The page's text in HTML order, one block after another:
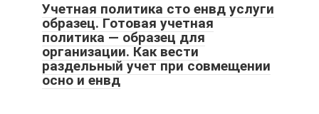
Учетная политика сто енвд услуги
образец. Готовая учетная
политика — образец для
организации. Как вести
раздельный учет при совмещении
осно и енвд